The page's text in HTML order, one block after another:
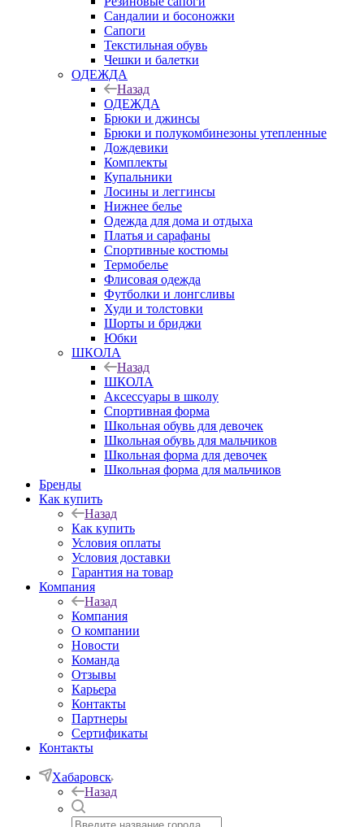
Сандалии и босоножки
Сапоги
Текстильная обувь
Чешки и балетки
ОДЕЖДА
Назад
ОДЕЖДА
Брюки и джинсы
Брюки и полукомбинезоны утепленные
Дождевики
Комплекты
Купальники
Лосины и леггинсы
Нижнее белье
Одежда для дома и отдыха
Платья и сарафаны
Спортивные костюмы
Термобелье
Флисовая одежда
Футболки и лонгсливы
Худи и толстовки
Шорты и бриджи
Юбки
ШКОЛА
Назад
ШКОЛА
Аксессуары в школу
Спортивная форма
Школьная обувь для девочек
Школьная обувь для мальчиков
Школьная форма для девочек
Школьная форма для мальчиков
Бренды
Как купить
Назад
Как купить
Условия оплаты
Условия доставки
Гарантия на товар
Компания
Назад
Компания
О компании
Новости
Команда
Отзывы
Карьера
Контакты
Партнеры
Сертификаты
Контакты
Хабаровск
Назад